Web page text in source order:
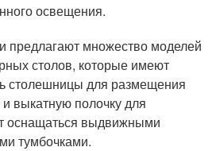
освещения.
предлагают множество моделей
столов, которые имеют
столешницы для размещения
выкатную полочку для
оснащаться выдвижными
тумбочками.